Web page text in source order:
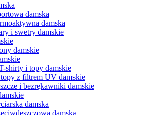
damska
damska
i swetry damskie
damskie
shirty i topy damskie
z filtrem UV damskie
i bezrękawniki damskie
damska
damska